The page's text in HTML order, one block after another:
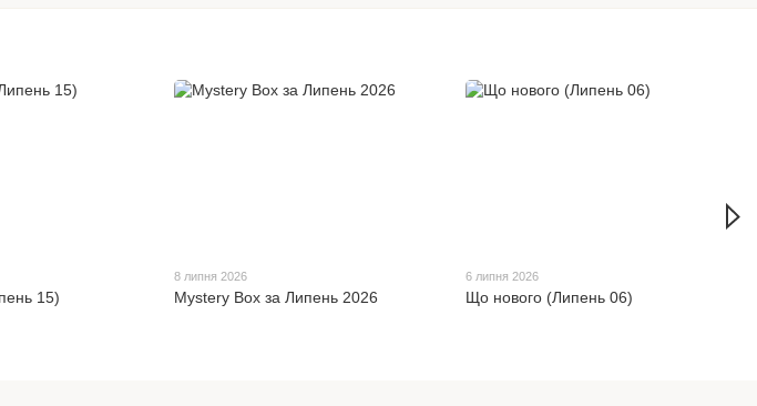
15)
8 липня 2026
Mystery Box за Липень 2026
6 липня 2026
Що нового (Липень 06)